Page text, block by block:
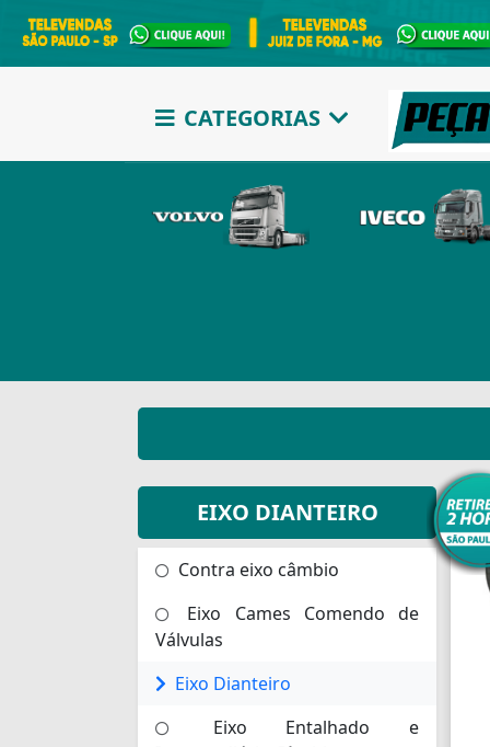
CATEGORIAS
EIXO DIANTEIRO
Contra eixo câmbio
Eixo Cames Comendo de
Válvulas
Eixo Dianteiro
Eixo Entalhado e